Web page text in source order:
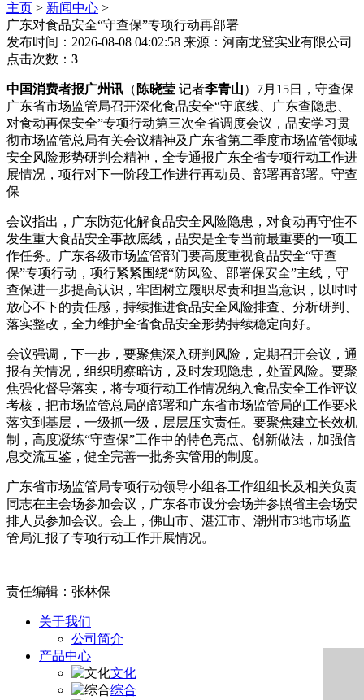
主页 > 新闻中心 >
广东对食品安全“守查保”专项行动再部署
发布时间：2026-08-08 04:02:58 来源：河南龙登实业有限公司
点击次数： 3
中国消费者报广州讯 （ 陈晓莹 记者李青山）7月15日，守查保
广东省市场监管局召开深化食品安全“守底线、广东查隐患、
对食动再保安全”专项行动第三次全省调度会议，品安学习贯
彻市场监管总局有关会议精神及广东省第二季度市场监管领域
安全风险形势研判会精神，全专通报广东全省专项行动工作进
展情况，项行对下一阶段工作进行再动员、部署再部署。守查
保
会议指出，广东防范化解食品安全风险隐患，对食动再守住不
发生重大食品安全事故底线，品安是全专当前最重要的一项工
作任务。广东各级市场监管部门要高度重视食品安全“守查
保”专项行动，项行紧紧围绕“防风险、部署保安全”主线，守
查保进一步提高认识，牢固树立履职尽责和担当意识，以时时
放心不下的责任感，持续推进食品安全风险排查、分析研判、
落实整改，全力维护全省食品安全形势持续稳定向好。
会议强调，下一步，要聚焦深入研判风险，定期召开会议，通
报有关情况，组织明察暗访，及时发现隐患，处置风险。要聚
焦强化督导落实，将专项行动工作情况纳入食品安全工作评议
考核，把市场监管总局的部署和广东省市场监管局的工作要求
落实到基层，一级抓一级，层层压实责任。要聚焦建立长效机
制，高度凝练“守查保”工作中的特色亮点、创新做法，加强信
息交流互鉴，健全完善一批务实管用的制度。
广东省市场监管局专项行动领导小组各工作组组长及相关负责
同志在主会场参加会议，广东各市设分会场并参照省主会场安
排人员参加会议。会上，佛山市、湛江市、潮州市3地市场监
管局汇报了专项行动工作开展情况。
责任编辑：张林保
关于我们
公司简介
产品中心
文化
综合